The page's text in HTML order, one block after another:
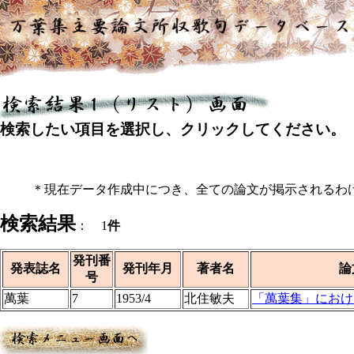
検索したい項目を選択し、クリックしてください。
＊現在データ作成中につき、全ての論文が掲示されるわ
検索結果 ： 1件
発表誌名
発刊番
号
発刊年月 著者名 論
萬葉 7 1953/4 北住敏夫 「萬葉集」にお